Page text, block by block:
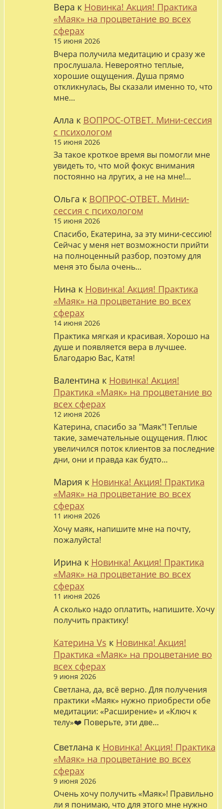
Вера к Новинка! Акция! Практика
«Маяк» на процветание во всех
сферах
15 июня 2026
Вчера получила медитацию и сразу же
прослушала. Невероятно теплые,
хорошие ощущения. Душа прямо
откликнулась, Вы сказали именно то, что
мне…
Алла к ВОПРОС-ОТВЕТ. Мини-сессия
с психологом
15 июня 2026
За такое кроткое время вы помогли мне
увидеть то, что мой фокус внимания
постоянно на лругих, а не на мне!…
Ольга к ВОПРОС-ОТВЕТ. Мини-
сессия с психологом
15 июня 2026
Спасибо, Екатерина, за эту мини-сессию!
Сейчас у меня нет возможности прийти
на полноценный разбор, поэтому для
меня это была очень…
Нина к Новинка! Акция! Практика
«Маяк» на процветание во всех
сферах
14 июня 2026
Практика мягкая и красивая. Хорошо на
душе и появляется вера в лучшее.
Благодарю Вас, Катя!
Валентина к Новинка! Акция!
Практика «Маяк» на процветание во
всех сферах
12 июня 2026
Катерина, спасибо за "Маяк"! Теплые
такие, замечательные ощущения. Плюс
увеличился поток клиентов за последние
дни, они и правда как будто…
Мария к Новинка! Акция! Практика
«Маяк» на процветание во всех
сферах
11 июня 2026
Хочу маяк, напишите мне на почту,
пожалуйста!
Ирина к Новинка! Акция! Практика
«Маяк» на процветание во всех
сферах
11 июня 2026
А сколько надо оплатить, напишите. Хочу
получить практику!
Катерина Vs к Новинка! Акция!
Практика «Маяк» на процветание во
всех сферах
9 июня 2026
Светлана, да, всё верно. Для получения
практики «Маяк» нужно приобрести обе
медитации: «Расширение» и «Ключ к
телу»❤️ Поверьте, эти две…
Светлана к Новинка! Акция! Практика
«Маяк» на процветание во всех
сферах
9 июня 2026
Очень хочу получить «Маяк»! Правильно
ли я понимаю, что для этого мне нужно